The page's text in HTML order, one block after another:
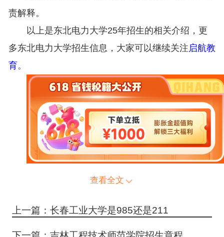
责解释。
以上是东北电力大学25年招生的相关介绍，更
多东北电力大学招生信息，大家可以继续关注启航教
育。
查看全文
上一篇：长春工业大学是985还是211